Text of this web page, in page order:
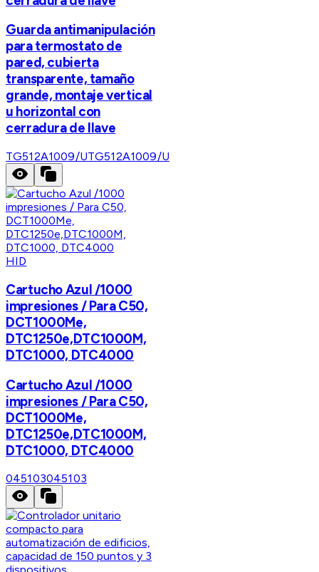
Guarda antimanipulación
para termostato de
pared, cubierta
transparente, tamaño
grande, montaje vertical
u horizontal con
cerradura de llave
TG512A1009/UTG512A1009/U
HID
Cartucho Azul /1000
impresiones / Para C50,
DCT1000Me,
DTC1250e,DTC1000M,
DTC1000, DTC4000
Cartucho Azul /1000
impresiones / Para C50,
DCT1000Me,
DTC1250e,DTC1000M,
DTC1000, DTC4000
045103045103